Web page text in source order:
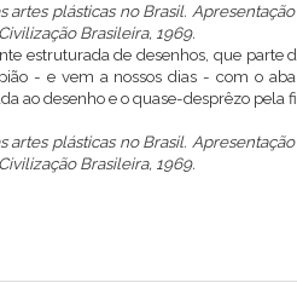
artes plásticas no Brasil.
Brasileira, 1969.
estruturada de desenhos, que parte
- e vem a nossos dias - com o
ao desenho e o quase-desprêzo pela
artes plásticas no Brasil.
Brasileira, 1969.